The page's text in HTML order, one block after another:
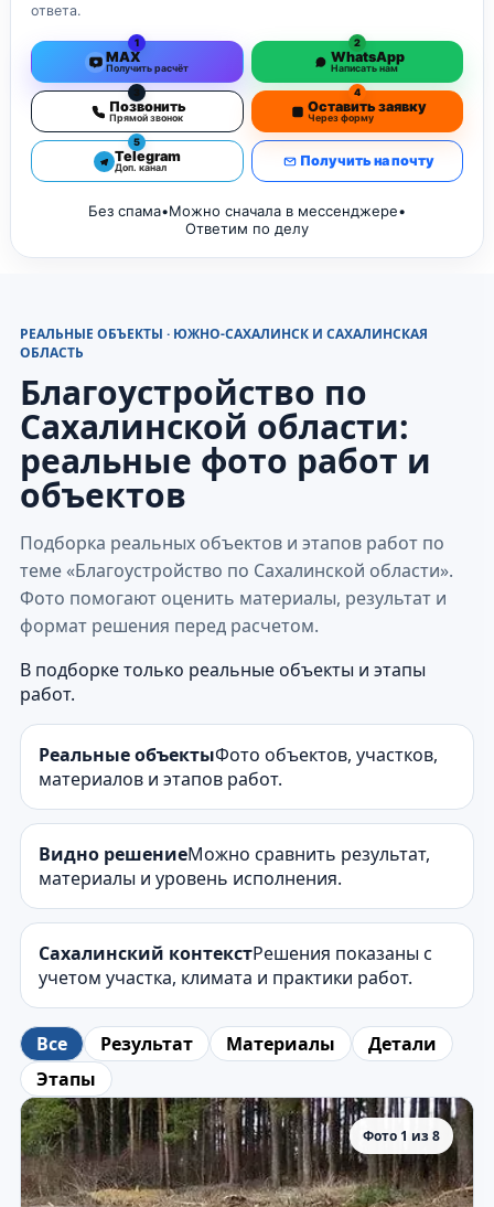
ответа.
1
MAX
Получить расчёт
2
WhatsApp
Написать нам
3
Позвонить
Прямой звонок
4
Оставить заявку
Через форму
5
Telegram
Доп. канал Получить на почту
Без спама•Можно сначала в мессенджере•
Ответим по делу
РЕАЛЬНЫЕ ОБЪЕКТЫ · ЮЖНО-САХАЛИНСК И САХАЛИНСКАЯ
ОБЛАСТЬ
Благоустройство по
Сахалинской области:
реальные фото работ и
объектов
Подборка реальных объектов и этапов работ по
теме «Благоустройство по Сахалинской области».
Фото помогают оценить материалы, результат и
формат решения перед расчетом.
В подборке только реальные объекты и этапы
работ.
Реальные объектыФото объектов, участков,
материалов и этапов работ.
Видно решениеМожно сравнить результат,
материалы и уровень исполнения.
Сахалинский контекстРешения показаны с
учетом участка, климата и практики работ.
Все Результат Материалы
Детали
Этапы
Фото 1 из 8